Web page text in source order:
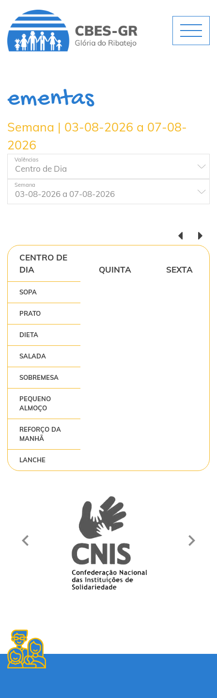
ementas
Semana | 03-08-2026 a 07-08-
2026
Valências
Semana
CENTRO DE
DIA
QUINTA SEXTA
SOPA
PRATO
DIETA
SALADA
SOBREMESA
PEQUENO
ALMOÇO
REFORÇO DA
MANHÃ
LANCHE